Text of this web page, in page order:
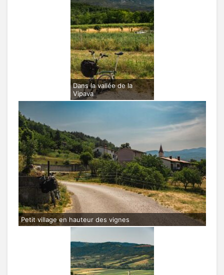
Dans la vallée de la
Vipava
Petit village en hauteur des vignes